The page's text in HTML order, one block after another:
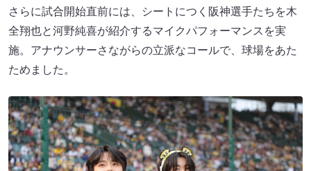
さらに試合開始直前には、シートにつく阪神選手たちを木
全翔也と河野純喜が紹介するマイクパフォーマンスを実
施。アナウンサーさながらの立派なコールで、球場をあた
ためました。